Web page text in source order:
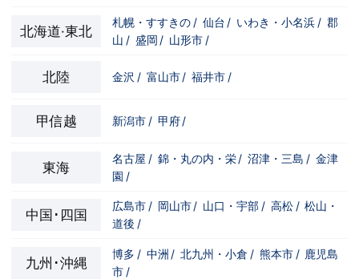
北海道·東北
札幌・すすきの / 仙台 / いわき・小名浜 / 郡
山 / 盛岡 / 山形市 /
北陸 金沢 / 富山市 / 福井市 /
甲信越 新潟市 / 甲府 /
東海
名古屋 / 錦・丸の内・栄 / 沼津・三島 / 金津
園 /
中国･四国
広島市 / 岡山市 / 山口・宇部 / 高松 / 松山・
道後 /
九州･沖縄
博多 / 中洲 / 北九州・小倉 / 熊本市 / 鹿児島
市 /